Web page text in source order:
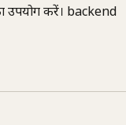
उपयोग करें। backend